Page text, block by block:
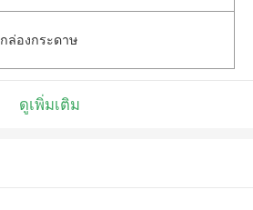
กล่องกระดาษ
ดูเพิ่มเติม